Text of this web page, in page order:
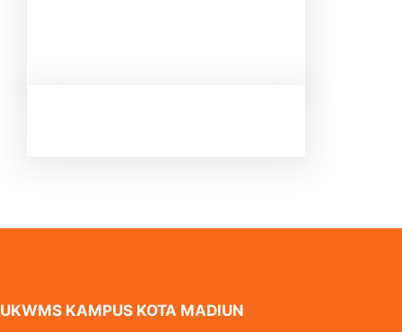
UKWMS KAMPUS KOTA MADIUN